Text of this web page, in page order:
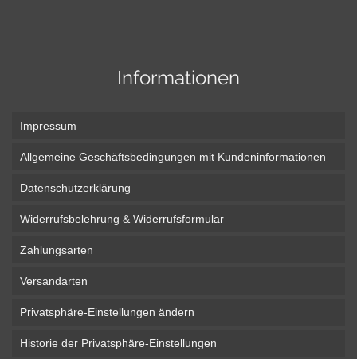
Informationen
Impressum
Allgemeine Geschäftsbedingungen mit Kundeninformationen
Datenschutzerklärung
Widerrufsbelehrung & Widerrufsformular
Zahlungsarten
Versandarten
Privatsphäre-Einstellungen ändern
Historie der Privatsphäre-Einstellungen